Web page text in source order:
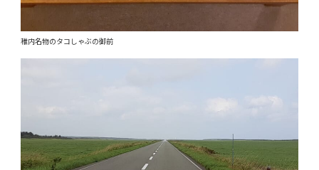
稚内名物のタコしゃぶの御前